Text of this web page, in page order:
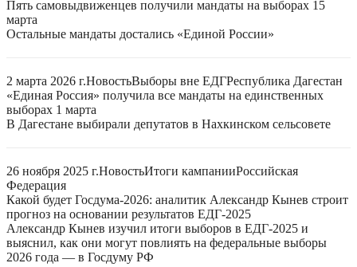
Пять самовыдвиженцев получили мандаты на выборах 15
марта
Остальные мандаты достались «Единой России»
2 марта 2026 г.НовостьВыборы вне ЕДГРеспублика Дагестан
«Единая Россия» получила все мандаты на единственных
выборах 1 марта
В Дагестане выбирали депутатов в Нахкинском сельсовете
26 ноября 2025 г.НовостьИтоги кампанииРоссийская
Федерация
Какой будет Госдума-2026: аналитик Александр Кынев строит
прогноз на основании результатов ЕДГ-2025
Александр Кынев изучил итоги выборов в ЕДГ-2025 и
выяснил, как они могут повлиять на федеральные выборы
2026 года — в Госдуму РФ